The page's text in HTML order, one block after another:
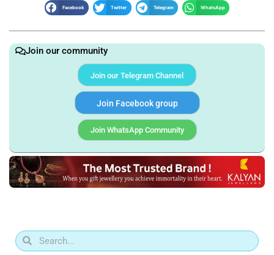
Facebook Twitter Telegram WhatsApp
Join our community
Join our Telegram Channel
Join Facebook group
Join WhatsApp Community